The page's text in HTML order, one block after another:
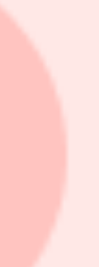
Bland annat kan
1 miljon kronor.
förvaltarna
Daniel Lindkvist
när man går